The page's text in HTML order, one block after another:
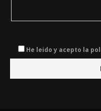
He leido y acepto la